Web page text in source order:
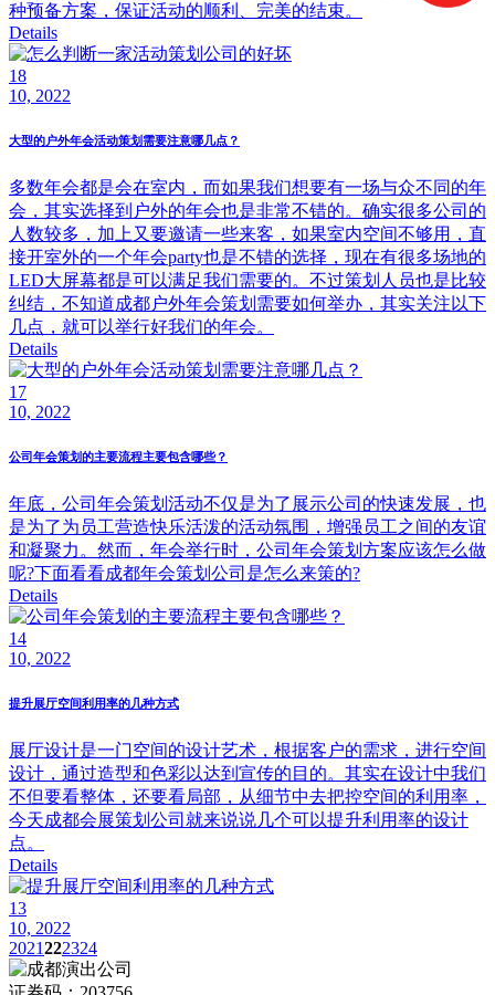
种预备方案，保证活动的顺利、完美的结束。
Details
18
10, 2022
大型的户外年会活动策划需要注意哪几点？
多数年会都是会在室内，而如果我们想要有一场与众不同的年
会，其实选择到户外的年会也是非常不错的。确实很多公司的
人数较多，加上又要邀请一些来客，如果室内空间不够用，直
接开室外的一个年会party也是不错的选择，现在有很多场地的
LED大屏幕都是可以满足我们需要的。不过策划人员也是比较
纠结，不知道成都户外年会策划需要如何举办，其实关注以下
几点，就可以举行好我们的年会。
Details
17
10, 2022
公司年会策划的主要流程主要包含哪些？
年底，公司年会策划活动不仅是为了展示公司的快速发展，也
是为了为员工营造快乐活泼的活动氛围，增强员工之间的友谊
和凝聚力。然而，年会举行时，公司年会策划方案应该怎么做
呢?下面看看成都年会策划公司是怎么来策的?
Details
14
10, 2022
提升展厅空间利用率的几种方式
展厅设计是一门空间的设计艺术，根据客户的需求，进行空间
设计，通过造型和色彩以达到宣传的目的。其实在设计中我们
不但要看整体，还要看局部，从细节中去把控空间的利用率，
今天成都会展策划公司就来说说几个可以提升利用率的设计
点。
Details
13
10, 2022
2021222324